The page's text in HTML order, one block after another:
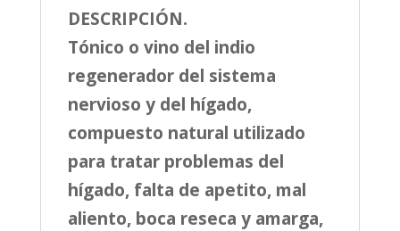
Hígado.
quantity
DESCRIPCIÓN.
Tónico o vino del indio
regenerador del sistema
nervioso y del hígado,
compuesto natural utilizado
para tratar problemas del
hígado, falta de apetito, mal
aliento, boca reseca y amarga,